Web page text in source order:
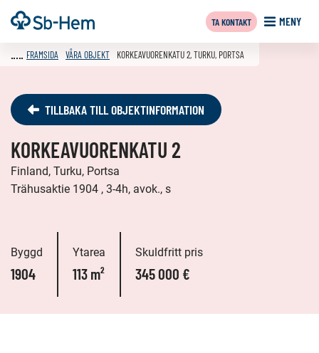
Till
innehållet
Framsida MENY
TA KONTAKT
FRAMSIDA VÅRA OBJEKT KORKEAVUORENKATU 2, TURKU, PORTSA
TILLBAKA TILL OBJEKTINFORMATION
KORKEAVUORENKATU 2
Finland, Turku, Portsa
Trähusaktie 1904 , 3-4h, avok., s
Byggd
1904
Ytarea
113 m²
Skuldfritt pris
345 000 €